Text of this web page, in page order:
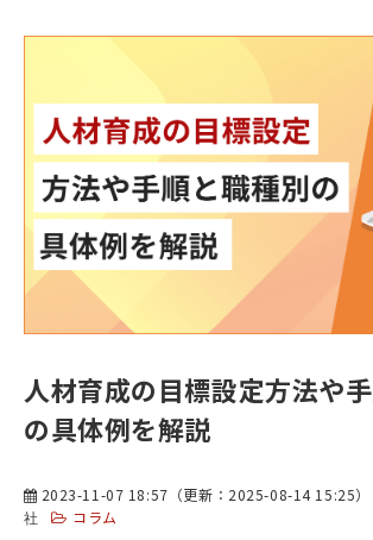
人材育成の目標設定方法や
の具体例を解説
2023-11-07 18:57 （更新： 2025-08-14 15:25）
社
コラム